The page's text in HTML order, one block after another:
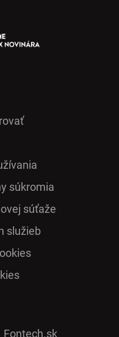
súkromia
sú­ťaže
služieb
Fontech.sk